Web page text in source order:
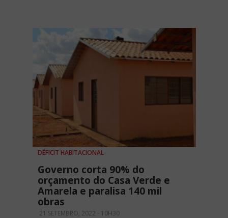
DÉFICIT HABITACIONAL
Governo corta 90% do
orçamento do Casa Verde e
Amarela e paralisa 140 mil
obras
21 SETEMBRO, 2022 - 10H30